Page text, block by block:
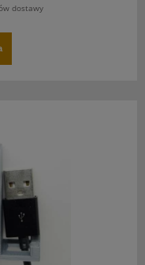
dostawy